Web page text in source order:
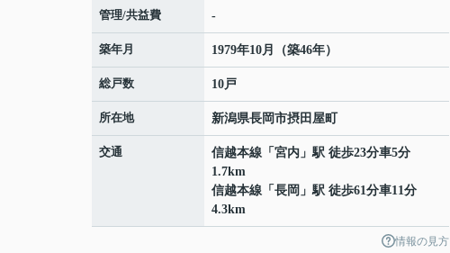
管理/共益費 -
築年月 1979年10月（築46年）
総戸数 10戸
所在地 新潟県長岡市摂田屋町
交通 信越本線 「 宮内 」駅 徒歩23分車5分
1.7km
信越本線 「 長岡 」駅 徒歩61分車11分
4.3km
情報の見方